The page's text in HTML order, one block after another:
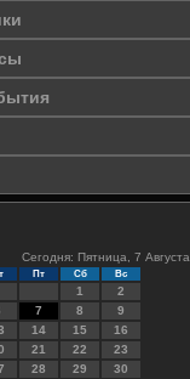
Сегодня: Пятница, 7 Августа
Пт Сб Вс
1
2
7 8
9
14 15
16
21 22
23
28 29
30